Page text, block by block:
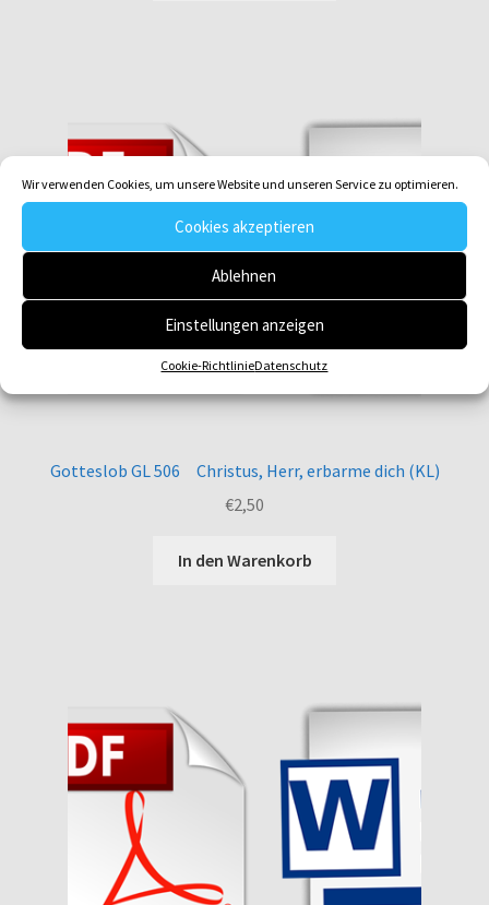
Wir verwenden Cookies, um unsere Website und unseren Service zu optimieren.
Cookies akzeptieren
Ablehnen
Einstellungen anzeigen
Cookie-RichtlinieDatenschutz
Gotteslob GL 506 Christus, Herr, erbarme dich (KL)
€2,50
In den Warenkorb